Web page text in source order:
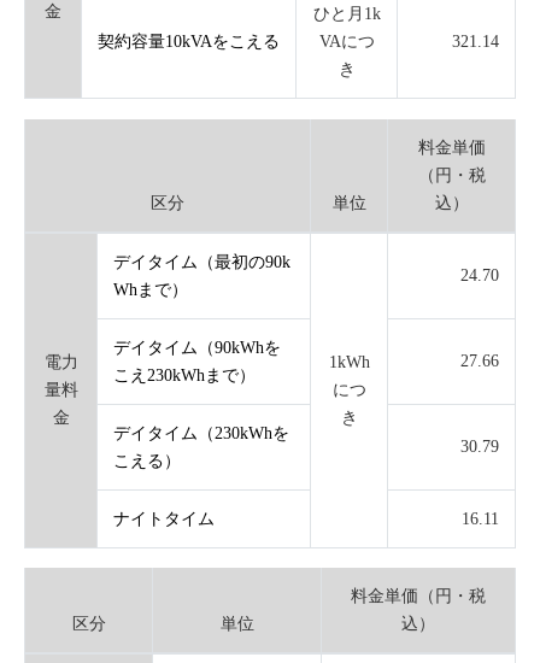
金
契約容量10kVAをこえる
ひと月1k
VAにつ
き
321.14
区分 単位
料金単価
（円・税
込）
電力
量料
金
デイタイム（最初の90k
Whまで）
1kWh
につ
き
24.70
デイタイム（90kWhを
こえ230kWhまで）
27.66
デイタイム（230kWhを
こえる）
30.79
ナイトタイム 16.11
区分 単位
料金単価（円・税
込）